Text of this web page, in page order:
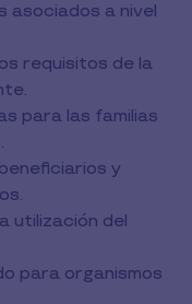
asociados a nivel
requisitos de la
para las familias
y
utilización del
para organismos